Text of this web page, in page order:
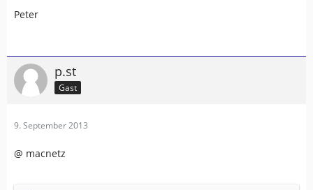
Peter
p.st
Gast
9. September 2013
@ macnetz